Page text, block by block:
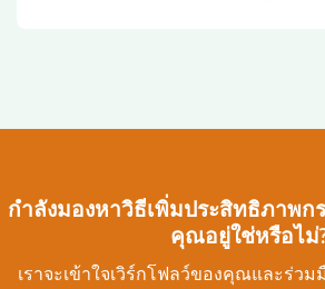
กำลังมองหาวิธีเพิ่มประสิทธิภาพก
คุณอยู่ใช่หรือไม่
เราจะเข้าใจเวิร์กโฟลว์ของคุณและร่ว